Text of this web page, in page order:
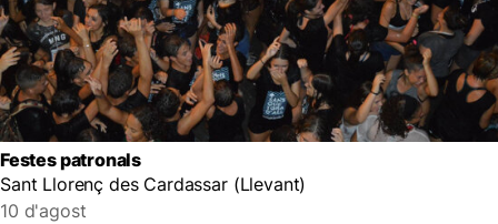
Festes patronals
Sant Llorenç des Cardassar (Llevant)
10 d'agost